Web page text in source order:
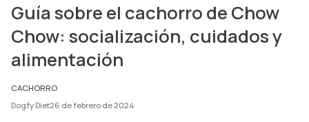
Guía sobre el cachorro de Chow
Chow: socialización, cuidados y
alimentación
CACHORRO
Dogfy Diet26 de febrero de 2024